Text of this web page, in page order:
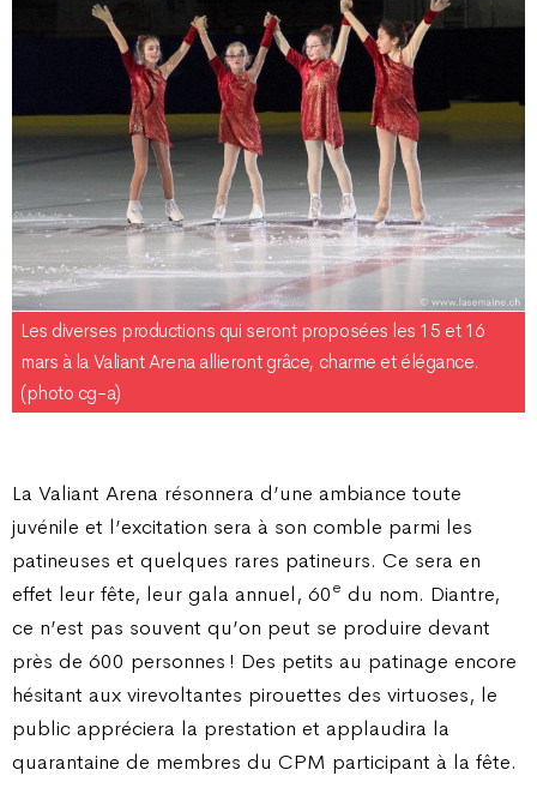
Les diverses productions qui seront proposées les 15 et 16
mars à la Valiant Arena allieront grâce, charme et élégance.
(photo cg-a)
La Valiant Arena résonnera d’une ambiance toute
juvénile et l’excitation sera à son comble parmi les
patineuses et quelques rares patineurs. Ce sera en
effet leur fête, leur gala annuel, 60e du nom. Diantre,
ce n’est pas souvent qu’on peut se produire devant
près de 600 personnes ! Des petits au patinage encore
hésitant aux virevoltantes pirouettes des virtuoses, le
public appréciera la prestation et applaudira la
quarantaine de membres du CPM participant à la fête.